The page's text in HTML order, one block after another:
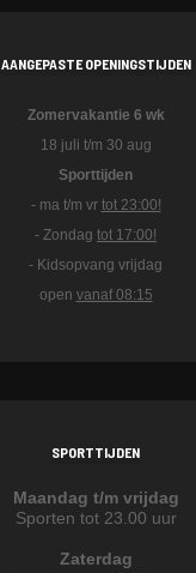
AANGEPASTE OPENINGSTIJDEN
Zomervakantie 6 wk
18 juli t/m 30 aug
Sporttijden
- ma t/m vr tot 23:00!
- Zondag tot 17:00!
- Kidsopvang vrijdag
open vanaf 08:15
SPORTTIJDEN
Maandag t/m vrijdag
Sporten tot 23.00 uur
Zaterdag